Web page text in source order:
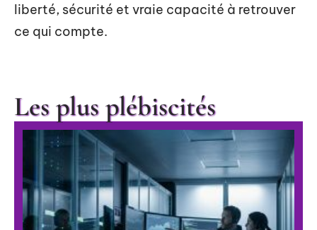
liberté, sécurité et vraie capacité à retrouver
ce qui compte.
Les plus plébiscités